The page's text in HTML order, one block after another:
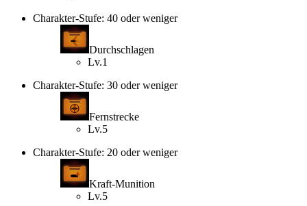
Charakter-Stufe: 40 oder weniger
Durchschlagen
Lv.1
Charakter-Stufe: 30 oder weniger
Fernstrecke
Lv.5
Charakter-Stufe: 20 oder weniger
Kraft-Munition
Lv.5